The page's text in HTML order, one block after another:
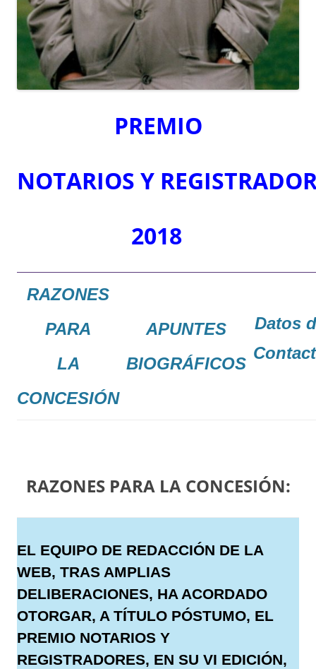
PREMIO
NOTARIOS Y
2018
RAZONES
PARA
LA
CONCESIÓN
APUNTES
BIOGRÁFICOS
Datos
RAZONES PARA LA CONCESIÓN:
EL EQUIPO DE REDACCIÓN DE LA
WEB, TRAS AMPLIAS
DELIBERACIONES, HA ACORDADO
OTORGAR, A TÍTULO PÓSTUMO, EL
PREMIO NOTARIOS Y
REGISTRADORES, EN SU VI EDICIÓN,